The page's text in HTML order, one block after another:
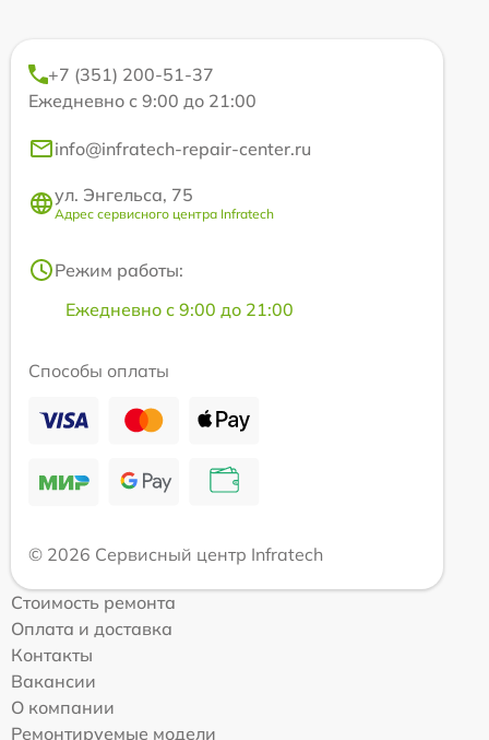
+7 (351) 200-51-37
Ежедневно с 9:00 до 21:00
info@infratech-repair-center.ru
ул. Энгельса, 75
Адрес сервисного центра Infratech
Режим работы:
Ежедневно с 9:00 до 21:00
Способы оплаты
© 2026 Сервисный центр Infratech
Стоимость ремонта
Оплата и доставка
Контакты
Вакансии
О компании
Ремонтируемые модели